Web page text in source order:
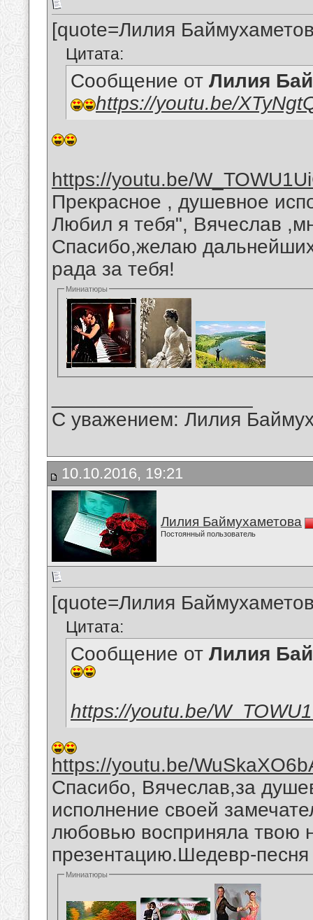
[quote=Лилия
Цитата:
Сообщение от Лилия
https://youtu.be/
https://youtu.be/
Прекрасное , душевное
Любил я тебя", Вячеслав
Спасибо,желаю
рада за тебя!
Миниатюры
С уважением: Лилия
10.10.2016, 19:21
Лилия Баймухаметова
Постоянный пользователь
[quote=Лилия
Цитата:
Сообщение от Лилия
https://youtu.be/
https://youtu.be/
Спасибо, Вячеслав,за
исполнение своей
любовью восприняла твою
презентацию.Шедевр-
Миниатюры